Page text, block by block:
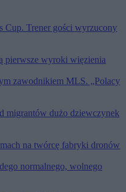
Cup. Trener gości wyrzucony
pierwsze wyroki więzienia
zawodnikiem MLS. „Polacy
migrantów dużo dziewczynek
na twórcę fabryki dronów
normalnego, wolnego